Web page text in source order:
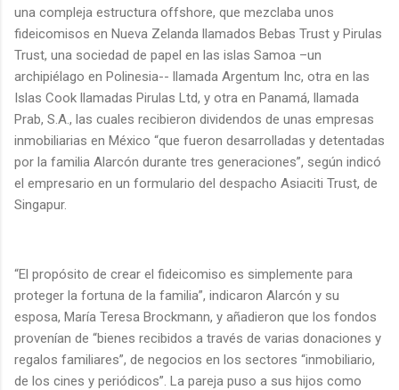
una compleja estructura offshore, que mezclaba unos
fideicomisos en Nueva Zelanda llamados Bebas Trust y Pirulas
Trust, una sociedad de papel en las islas Samoa –un
archipiélago en Polinesia-- llamada Argentum Inc, otra en las
Islas Cook llamadas Pirulas Ltd, y otra en Panamá, llamada
Prab, S.A., las cuales recibieron dividendos de unas empresas
inmobiliarias en México “que fueron desarrolladas y detentadas
por la familia Alarcón durante tres generaciones”, según indicó
el empresario en un formulario del despacho Asiaciti Trust, de
Singapur.
“El propósito de crear el fideicomiso es simplemente para
proteger la fortuna de la familia”, indicaron Alarcón y su
esposa, María Teresa Brockmann, y añadieron que los fondos
provenían de “bienes recibidos a través de varias donaciones y
regalos familiares”, de negocios en los sectores “inmobiliario,
de los cines y periódicos”. La pareja puso a sus hijos como